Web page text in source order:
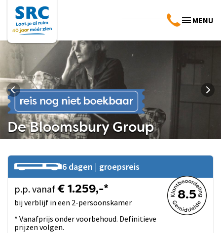
MENU
De Bloomsbury Group
6 dagen | groepsreis
p.p. vanaf€ 1.259,-*
bij verblijf in een 2-persoonskamer
* Vanafprijs onder voorbehoud. Definitieve
prijzen volgen.
8.5